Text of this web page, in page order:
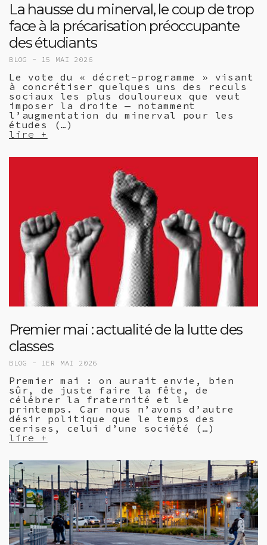
La hausse du minerval, le coup de trop
face à la précarisation préoccupante
des étudiants
BLOG - 15 MAI 2026
Le vote du « décret-programme » visant
à concrétiser quelques uns des reculs
sociaux les plus douloureux que veut
imposer la droite — notamment
l’augmentation du minerval pour les
études (…)
lire +
Premier mai : actualité de la lutte des
classes
BLOG - 1ER MAI 2026
Premier mai : on aurait envie, bien
sûr, de juste faire la fête, de
célébrer la fraternité et le
printemps. Car nous n’avons d’autre
désir politique que le temps des
cerises, celui d’une société (…)
lire +